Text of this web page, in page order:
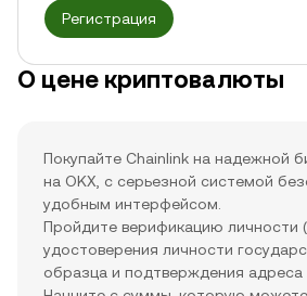
Регистрация
О цене криптовалюты
Покупайте Chainlink на надежной
на OKX, с серьезной системой
удобным интерфейсом.
Пройдите верификацию личности
удостоверения личности
образца и подтверждения адреса